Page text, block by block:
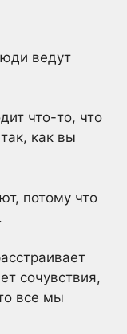
ведут
что-то, что
как вы
потому что
сочувствия,
все мы